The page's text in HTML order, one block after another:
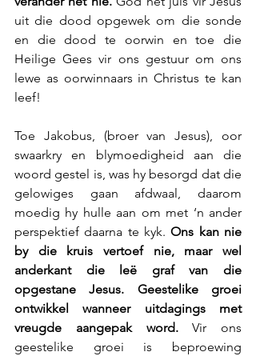
uit die dood opgewek om die sonde
en die dood te oorwin en toe die
Heilige Gees vir ons gestuur om ons
lewe as oorwinnaars in Christus te kan
leef!
Toe Jakobus, (broer van Jesus), oor
swaarkry en blymoedigheid aan die
woord gestel is, was hy besorgd dat die
gelowiges gaan afdwaal, daarom
moedig hy hulle aan om met ‘n ander
perspektief daarna te kyk. Ons kan nie
by die kruis vertoef nie, maar wel
anderkant die leë graf van die
opgestane Jesus. Geestelike groei
ontwikkel wanneer uitdagings met
vreugde aangepak word. Vir ons
geestelike groei is beproewing